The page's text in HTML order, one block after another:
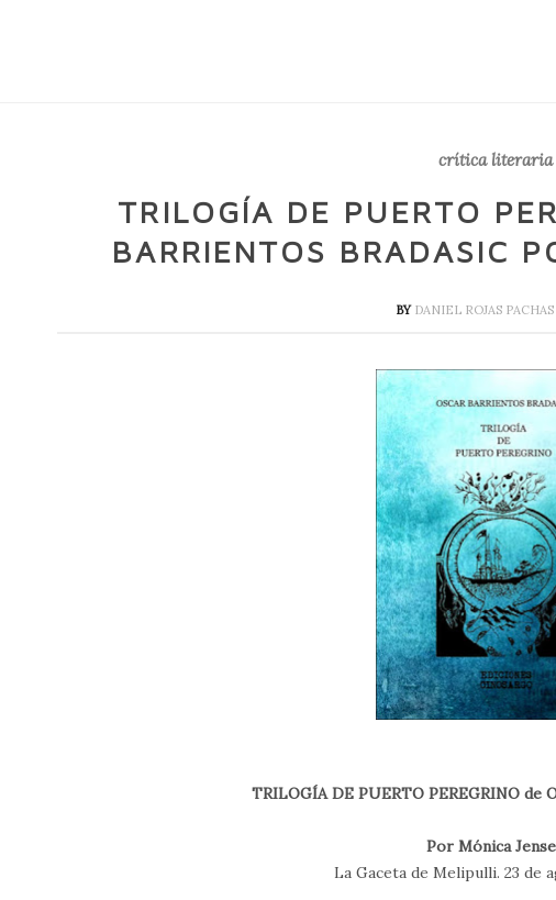
crítica literaria
TRILOGÍA DE PUERTO
BARRIENTOS BRADASIC
BY DANIEL ROJAS
TRILOGÍA DE PUERTO PEREGRINO de
Por Mónica
La Gaceta de Melipulli. 23 de